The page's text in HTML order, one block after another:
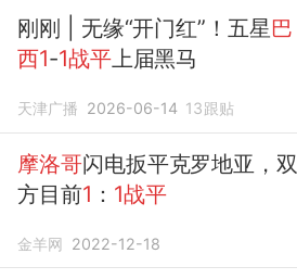
刚刚 | 无缘“开门红”！五星巴
西1-1战平上届黑马
天津广播 2026-06-14 13跟贴
摩洛哥闪电扳平克罗地亚，双
方目前1 ： 1战平
金羊网 2022-12-18